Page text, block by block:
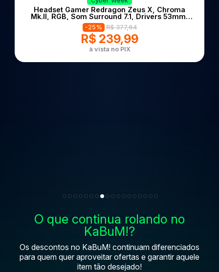
O que continua rolando no
KaBuM!?
Os descontos no KaBuM! continuam diferenciados
para quem quer aproveitar ofertas e garantir aquele
item tão desejado!